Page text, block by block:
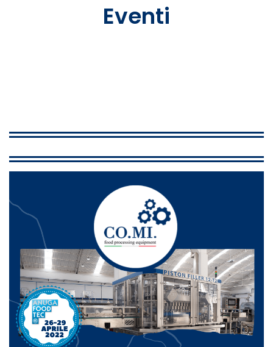
Eventi